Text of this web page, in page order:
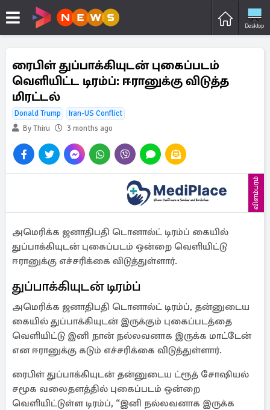
Desktop
ரைபிள் துப்பாக்கியுடன் புகைப்படம்
வெளியிட்ட டிரம்ப்: ஈரானுக்கு விடுத்த
மிரட்டல்
Donald Trump
Iran-US Conflict
By Thiru
3 months ago
விளம்பரம்
அமெரிக்க ஜனாதிபதி டொனால்ட் டிரம்ப் கையில்
துப்பாக்கியுடன் புகைப்படம் ஒன்றை வெளியிட்டு
ஈரானுக்கு எச்சரிக்கை விடுத்துள்ளார்.
துப்பாக்கியுடன் டிரம்ப்
அமெரிக்க ஜனாதிபதி டொனால்ட் டிரம்ப், தன்னுடைய
கையில் துப்பாக்கியுடன் இருக்கும் புகைப்படத்தை
வெளியிட்டு இனி நான் நல்லவனாக இருக்க மாட்டேன்
என ஈரானுக்கு கடும் எச்சரிக்கை விடுத்துள்ளார்.
ரைபிள் துப்பாக்கியுடன் தன்னுடைய ட்ரூத் சோஷியல்
சமூக வலைதளத்தில் புகைப்படம் ஒன்றை
வெளியிட்டுள்ள டிரம்ப், “இனி நல்லவனாக இருக்க